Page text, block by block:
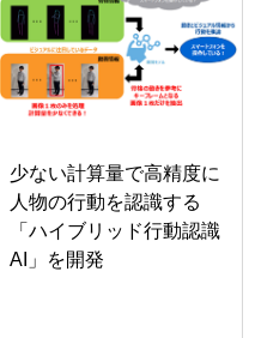
少ない計算量で高精度に
人物の行動を認識する
「ハイブリッド行動認識
AI」を開発